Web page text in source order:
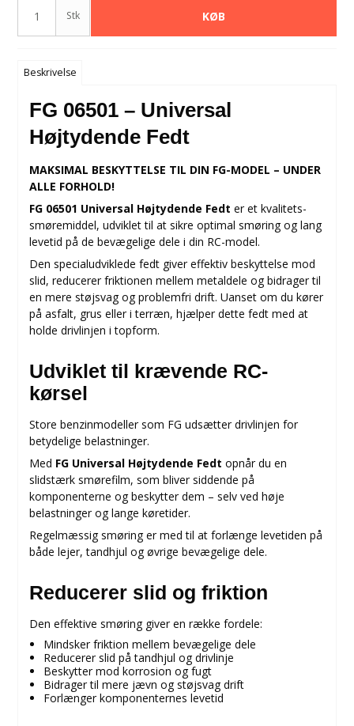
Stk KØB
Beskrivelse
FG 06501 – Universal
Højtydende Fedt
MAKSIMAL BESKYTTELSE TIL DIN FG-MODEL – UNDER
ALLE FORHOLD!
FG 06501 Universal Højtydende Fedt er et kvalitets-
smøremiddel, udviklet til at sikre optimal smøring og lang
levetid på de bevægelige dele i din RC-model.
Den specialudviklede fedt giver effektiv beskyttelse mod
slid, reducerer friktionen mellem metaldele og bidrager til
en mere støjsvag og problemfri drift. Uanset om du kører
på asfalt, grus eller i terræn, hjælper dette fedt med at
holde drivlinjen i topform.
Udviklet til krævende RC-
kørsel
Store benzinmodeller som FG udsætter drivlinjen for
betydelige belastninger.
Med FG Universal Højtydende Fedt opnår du en
slidstærk smørefilm, som bliver siddende på
komponenterne og beskytter dem – selv ved høje
belastninger og lange køretider.
Regelmæssig smøring er med til at forlænge levetiden på
både lejer, tandhjul og øvrige bevægelige dele.
Reducerer slid og friktion
Den effektive smøring giver en række fordele:
Mindsker friktion mellem bevægelige dele
Reducerer slid på tandhjul og drivlinje
Beskytter mod korrosion og fugt
Bidrager til mere jævn og støjsvag drift
Forlænger komponenternes levetid